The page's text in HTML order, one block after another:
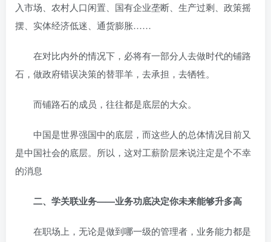
入市场、农村人口闲置、国有企业垄断、生产过剩、政策摇
摆、实体经济低迷、通货膨胀……
在对比内外的情况下，必将有一部分人去做时代的铺路
石，做政府错误决策的替罪羊，去承担，去牺牲。
而铺路石的成员，往往都是底层的大众。
中国是世界强国中的底层，而这些人的总体情况目前又
是中国社会的底层。所以，这对工薪阶层来说注定是个不幸
的消息
二、学关联业务——业务功底决定你未来能够升多高
在职场上，无论是做到哪一级的管理者，业务能力都是